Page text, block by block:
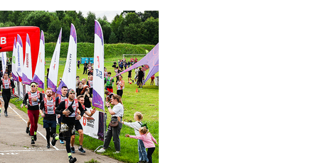
вчера, 20:20Третий комплект
золотых медалей выиграли на
ЧЕ российские синхронистки
вчера, 20:15 ТАСС: жизни
главы «Уралдронзавода»
после взрыва ничего не
угрожает
вчера, 20:08По всей Грузии
снова отключилось
электричество